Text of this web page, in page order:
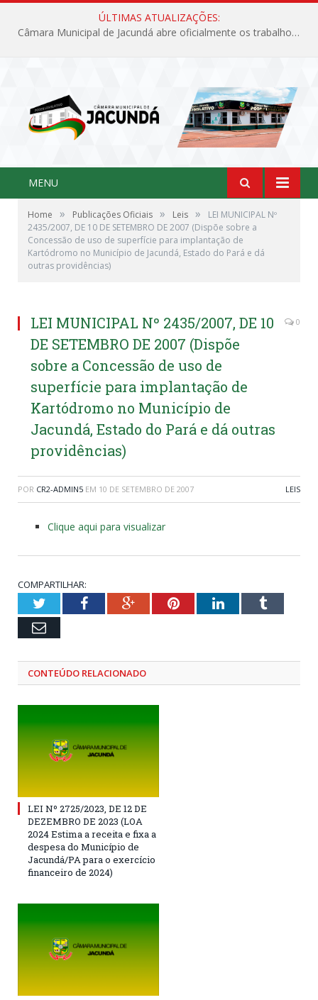
ÚLTIMAS ATUALIZAÇÕES:
Câmara Municipal de Jacundá abre oficialmente os trabalhos legislativos de 2026
MENU
Home » Publicações Oficiais » Leis »
LEI MUNICIPAL Nº
2435/2007, DE 10 DE SETEMBRO DE 2007 (Dispõe sobre a
Concessão de uso de superfície para implantação de
Kartódromo no Município de Jacundá, Estado do Pará e dá
outras providências)
LEI MUNICIPAL Nº 2435/2007, DE 10
DE SETEMBRO DE 2007 (Dispõe
sobre a Concessão de uso de
superfície para implantação de
Kartódromo no Município de
Jacundá, Estado do Pará e dá outras
providências)
0
POR CR2-ADMIN5 EM 10 DE SETEMBRO DE 2007 LEIS
Clique aqui para visualizar
COMPARTILHAR:
TwitterFacebookGoogle+PinterestLinkedInTumblr
Email
CONTEÚDO RELACIONADO
LEI Nº 2725/2023, DE 12 DE
DEZEMBRO DE 2023 (LOA
2024 Estima a receita e fixa a
despesa do Município de
Jacundá/PA para o exercício
financeiro de 2024)